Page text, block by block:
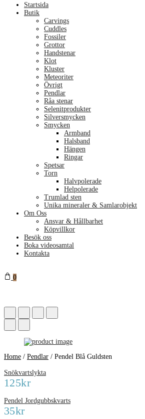
Menu
Startsida
Butik
Carvings
Cuddles
Fossiler
Grottor
Handstenar
Klot
Kluster
Meteoriter
Övrigt
Pendlar
Råa stenar
Selenitprodukter
Silversmycken
Smycken
Armband
Halsband
Hängen
Ringar
Spetsar
Torn
Halvpolerade
Helpolerade
Trumlad sten
Unika mineraler & Samlarobjekt
Om Oss
Ansvar & Hållbarhet
Köpvillkor
Besök oss
Boka videosamtal
Kontakta
0
Home / Pendlar / Pendel Blå Guldsten
Snökvartslykta
125kr
Pendel Jordgubbskvarts
35kr